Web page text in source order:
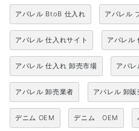
アパレル BtoB 仕入れ アパレル
アパレル 仕入れサイト アパレル
アパレル 仕入れ 卸売市場 アパ
アパレル 卸売業者 アパレル 卸販
デニム OEM デニム OEM